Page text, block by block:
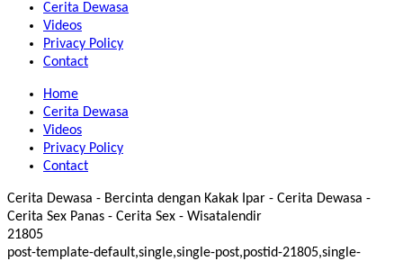
Cerita Dewasa
Videos
Privacy Policy
Contact
Home
Cerita Dewasa
Videos
Privacy Policy
Contact
Cerita Dewasa - Bercinta dengan Kakak Ipar - Cerita Dewasa -
Cerita Sex Panas - Cerita Sex - Wisatalendir
21805
post-template-default,single,single-post,postid-21805,single-